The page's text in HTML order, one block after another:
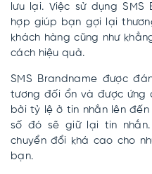
lưu lại. Việc sử dụng
hợp giúp bạn gợi lại
khách hàng cũng như
cách hiệu quả.
SMS Brandname được
tương đối ổn và được ứng
bởi tỷ lệ ở tin nhắn lên đến
số đó sẽ giữ lại tin
chuyển đổi khá cao cho
bạn.